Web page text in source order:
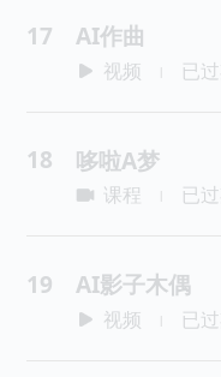
17 AI作曲
视频 已
18 哆啦A梦
课程 已
19 AI影子木偶
视频 已